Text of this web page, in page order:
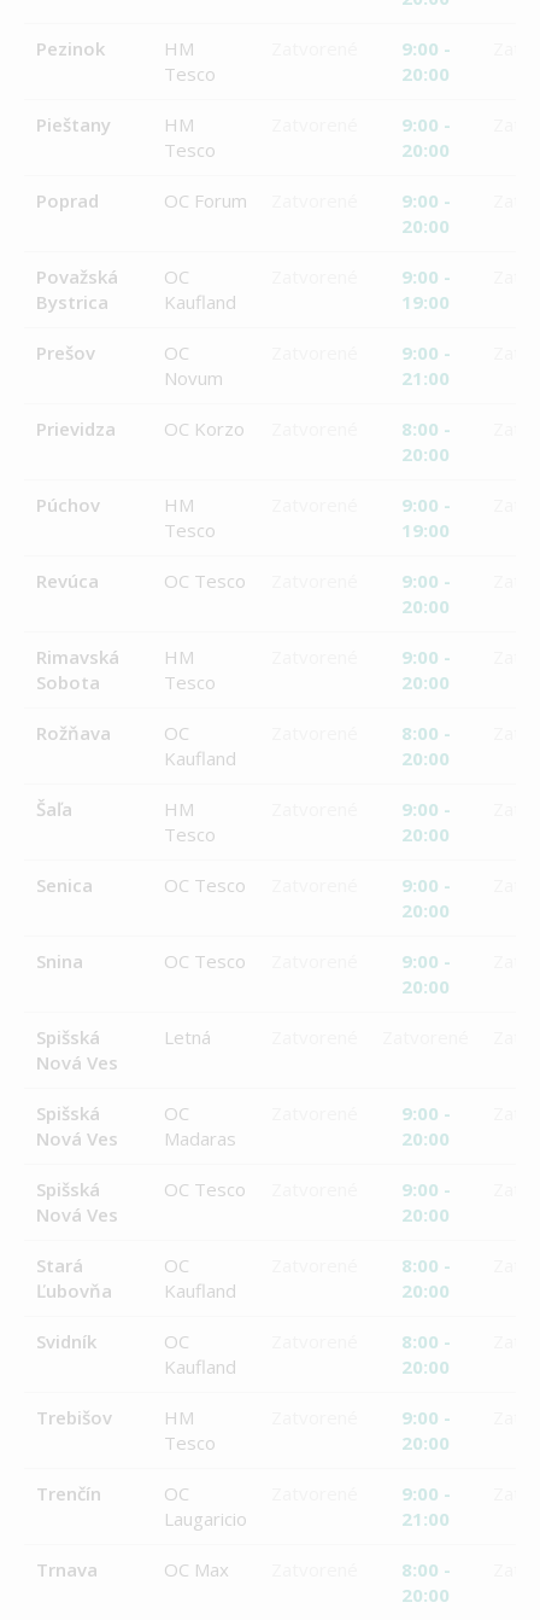
Pezinok
HM
Tesco
9:00 -
20:00
Pieštany
HM
Tesco
9:00 -
20:00
Poprad OC Forum
9:00 -
20:00
Považská
Bystrica
OC
Kaufland
9:00 -
19:00
Prešov
OC
Novum
9:00 -
21:00
Prievidza OC Korzo
8:00 -
20:00
Púchov
HM
Tesco
9:00 -
19:00
Revúca OC Tesco
9:00 -
20:00
Rimavská
Sobota
HM
Tesco
9:00 -
20:00
Rožňava
OC
Kaufland
8:00 -
20:00
Šaľa
HM
Tesco
9:00 -
20:00
Senica OC Tesco
9:00 -
20:00
Snina OC Tesco
9:00 -
20:00
Spišská
Nová Ves
Letná
Spišská
Nová Ves
OC
Madaras
9:00 -
20:00
Spišská
Nová Ves
OC Tesco
9:00 -
20:00
Stará
Ľubovňa
OC
Kaufland
8:00 -
20:00
Svidník
OC
Kaufland
8:00 -
20:00
Trebišov
HM
Tesco
9:00 -
20:00
Trenčín
OC
Laugaricio
9:00 -
21:00
Trnava OC Max
8:00 -
20:00